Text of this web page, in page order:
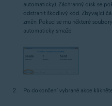
automaticky). Záchranný disk se
odstranit škodlivý kód. Zbývající
změn. Pokud se mu některé
automaticky smaže.
Po dokončení vybrané akce